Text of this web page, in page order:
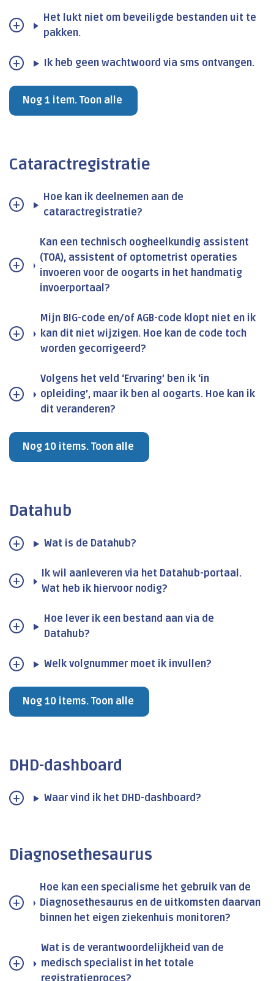
Het lukt niet om beveiligde bestanden uit te
pakken.
Ik heb geen wachtwoord via sms ontvangen.
Nog 1 item. Toon alle
Cataractregistratie
Hoe kan ik deelnemen aan de
cataractregistratie?
Kan een technisch oogheelkundig assistent
(TOA), assistent of optometrist operaties
invoeren voor de oogarts in het handmatig
invoerportaal?
Mijn BIG-code en/of AGB-code klopt niet en ik
kan dit niet wijzigen. Hoe kan de code toch
worden gecorrigeerd?
Volgens het veld ‘Ervaring’ ben ik ‘in
opleiding’, maar ik ben al oogarts. Hoe kan ik
dit veranderen?
Nog 10 items. Toon alle
Datahub
Wat is de Datahub?
Ik wil aanleveren via het Datahub-portaal.
Wat heb ik hiervoor nodig?
Hoe lever ik een bestand aan via de
Datahub?
Welk volgnummer moet ik invullen?
Nog 10 items. Toon alle
DHD-dashboard
Waar vind ik het DHD-dashboard?
Diagnosethesaurus
Hoe kan een specialisme het gebruik van de
Diagnosethesaurus en de uitkomsten daarvan
binnen het eigen ziekenhuis monitoren?
Wat is de verantwoordelijkheid van de
medisch specialist in het totale